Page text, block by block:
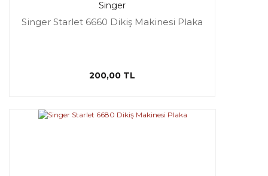
Singer
Singer Starlet 6660 Dikiş Makinesi Plaka
200,00 TL